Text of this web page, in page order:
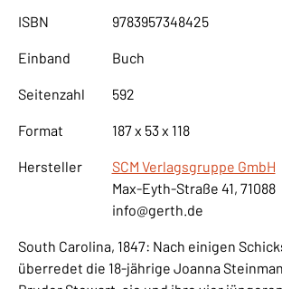
ISBN 9783957348425
Einband Buch
Seitenzahl 592
Format 187 x 53 x 118
Hersteller
SCM Verlagsgruppe GmbH
Max-Eyth-Straße 41,
info@gerth.de
South Carolina, 1847: Nach einigen
überredet die 18-jährige Joanna